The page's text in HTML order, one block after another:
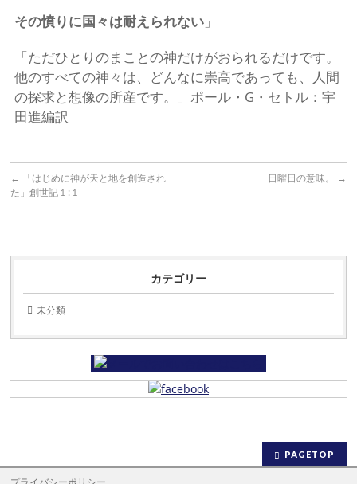
その憤りに国々は耐えられない 」
「ただひとりのまことの神だけがおられるだけです。
他のすべての神々は、どんなに崇高であっても、人間
の探求と想像の所産です。」ポール・G・セトル：宇
田進編訳
←
「はじめに神が天と地を創造され
た」創世記１:１
日曜日の意味。 →
カテゴリー
未分類
PAGETOP